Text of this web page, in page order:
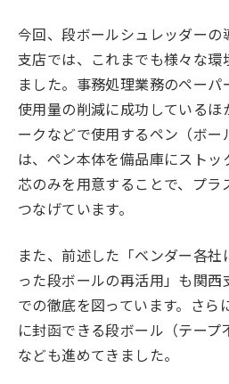
今回、段ボールシュレッダーの
支店では、これまでも様々な環
ました。事務処理業務のペー
使用量の削減に成功しているほ
ークなどで使用するペン（ボー
は、ペン本体を備品庫にスト
芯のみを用意することで、プラ
つなげています。
また、前述した「ベンダー各
った段ボールの再活用」も関
での徹底を図っています。さら
に封函できる段ボール（テープ
なども進めてきました。